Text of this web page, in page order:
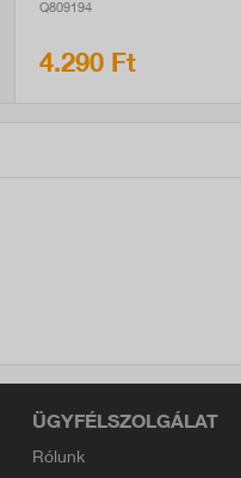
Q809194
4.290 Ft
ÜGYFÉLSZOLGÁLAT
Rólunk